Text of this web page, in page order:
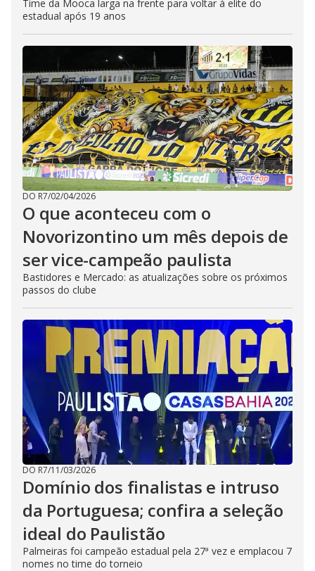
Time da Mooca larga na frente para voltar à elite do
estadual após 19 anos
DO R7/02/04/2026
O que aconteceu com o
Novorizontino um mês depois de
ser vice-campeão paulista
Bastidores e Mercado: as atualizações sobre os próximos
passos do clube
DO R7/11/03/2026
Domínio dos finalistas e intruso
da Portuguesa; confira a seleção
ideal do Paulistão
Palmeiras foi campeão estadual pela 27ª vez e emplacou 7
nomes no time do torneio